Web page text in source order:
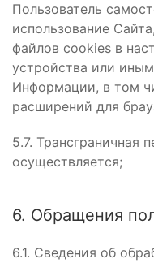
Пользователь
использование
файлов cookies в
устройства или
Информации, в том
расширений для
5.7. Трансграничная
осуществляется;
6. Обращения
6.1. Сведения об